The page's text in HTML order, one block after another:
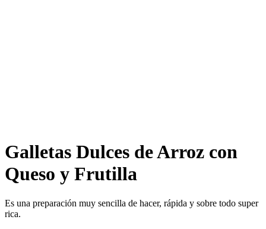
Galletas Dulces de Arroz con
Queso y Frutilla​​​​‌ ‍ ​‍​‍‌‍ ‌ ​‍‌‍‍‌‌‍‌ ‌‍‍‌‌‍ ‍​‍​‍​ ‍‍​‍​‍‌ ​ ‌‍​‌‌‍ ‍‌‍‍‌‌ ‌​‌ ‍‌​‍ ‍‌‍‍‌‌‍ ​‍​‍​‍ ​​‍​‍‌‍‍​‌ ​‍‌‍‌‌‌‍‌‍​‍​‍​ ‍‍​‍​‍‌‍‍​‌ ‌​‌ ‌​‌ ​​‌ ​ ​ ‍‍​‍ ​‍ ‌ ‌​‌ ‌‌‌‍​ ‌‍​‌‌ ​​‌‍‌‌‌‍ ​​‍ ‍‌ ​ ‌‍​‌‌‍ ‍‌‍‍‌‌ ‌​‌ ‍‌​‍ ‍‌ ​ ‌ ‌​‌ ‌‌‌‍‌​‌‍‍‌‌‍ ​‍ ‌‍‍‌‌‍ ‍‌ ‌​‌‍‌‌‌‍ ‍‌ ‌​​‍ ‌‍‌‌‌‍‌​‌‍‍‌‌ ‌​​‍ ‌‍ ‌‌‍ ‌‍‌​‌‍‌‌​ ‌‌ ​​‌ ​‍‌‍‌‌‌ ​ ‌‍‌‌‌‍ ‍‌ ‌​‌‍​‌‌ ‌​‌‍‍‌‌‍ ‌‍ ‍​ ‍ ‌‍‍‌‌‍‌​​ ‌‌ ​‍‌‍‌‌‌‍​ ‌‍‍‌‌ ​​‌‍‌‌​‍ ‌​ ‌ ​ ‍​​ ‍​​ ‌​​ ‍ ‌ ‌​‌ ‍‌‌ ​​‌‍‌‌​ ‌‌ ​‍‌‍‌‌‌‍​ ‌‍‍‌‌ ​​‌‍‌‌​ ‍ ‌ ​​‌‍​‌‌ ‌​‌‍‍​​ ‌‌ ‌​‌‍‍‌‌ ‌​‌‍ ​‌‍‌‌​ ‌‍​‍‌‍​‌‌ ​ ‌‍‌‌‌‌‌‌‌ ​‍‌‍ ​​ ‌‌‍‍​‌ ‌​‌ ‌​‌ ​​‌ ​ ​‍‌‌​ ​ ‌​​‌​‍‌‌​ ​‍‌​‌‍​‍‌‌​ ​‍‌​‌‍‌ ‌​‌ ‌‌‌‍​ ‌‍​‌‌ ​​‌‍‌‌‌‍ ​​‍ ‍‌ ​ ‌‍​‌‌‍ ‍‌‍‍‌‌ ‌​‌ ‍‌​‍ ‍‌ ​ ‌ ‌​‌ ‌‌‌‍‌​‌‍‍‌‌‍ ​‍‌‍‌‍‍‌‌‍‌​​ ‌‌ ​‍‌‍‌‌‌‍​ ‌‍‍‌‌ ​​‌‍‌‌​‍ ‌​ ‌ ​ ‍​​ ‍​​ ‌​​‍‌‍‌ ‌​‌ ‍‌‌ ​​‌‍‌‌​ ‌‌ ​‍‌‍‌‌‌‍​ ‌‍‍‌‌ ​​‌‍‌‌​‍‌‍‌ ​​‌‍​‌‌ ‌​‌‍‍​​ ‌‌ ‌​‌‍‍‌‌ ‌​‌‍ ​‌‍‌‌​‍‌‍‌ ​​‌‍‌‌‌ ​‍‌ ​ ‌ ​​‌‍‌‌‌‍​ ‌ ‌​‌‍‍‌‌ ‌‍‌‍‌‌​ ‌‌ ​​‌ ‌‌‌‍​‍‌‍ ​‌‍‍‌‌ ​ ‌‍‍​‌‍‌‌‌‍‌​​‍​‍‌ ‌
Es una preparación muy sencilla de hacer, rápida y sobre todo super
rica.​​​​‌ ‍ ​‍​‍‌‍ ‌ ​‍‌‍‍‌‌‍‌ ‌‍‍‌‌‍ ‍​‍​‍​ ‍‍​‍​‍‌ ​ ‌‍​‌‌‍ ‍‌‍‍‌‌ ‌​‌ ‍‌​‍ ‍‌‍‍‌‌‍ ​‍​‍​‍ ​​‍​‍‌‍‍​‌ ​‍‌‍‌‌‌‍‌‍​‍​‍​ ‍‍​‍​‍‌‍‍​‌ ‌​‌ ‌​‌ ​​‌ ​ ​ ‍‍​‍ ​‍ ‌ ‌​‌ ‌‌‌‍​ ‌‍​‌‌ ​​‌‍‌‌‌‍ ​​‍ ‍‌ ​ ‌‍​‌‌‍ ‍‌‍‍‌‌ ‌​‌ ‍‌​‍ ‍‌ ​ ‌ ‌​‌ ‌‌‌‍‌​‌‍‍‌‌‍ ​‍ ‌‍‍‌‌‍ ‍‌ ‌​‌‍‌‌‌‍ ‍‌ ‌​​‍ ‌‍‌‌‌‍‌​‌‍‍‌‌ ‌​​‍ ‌‍ ‌‌‍ ‌‍‌​‌‍‌‌​ ‌‌ ​​‌ ​‍‌‍‌‌‌ ​ ‌‍‌‌‌‍ ‍‌ ‌​‌‍​‌‌ ‌​‌‍‍‌‌‍ ‌‍ ‍​ ‍ ‌‍‍‌‌‍‌​​ ‌‌ ​‍‌‍‌‌‌‍​ ‌‍‍‌‌ ​​‌‍‌‌​‍ ‌​ ‌ ​ ‍​​ ‍​​ ‌​​ ‍ ‌ ‌​‌ ‍‌‌ ​​‌‍‌‌​ ‌‌ ​‍‌‍‌‌‌‍​ ‌‍‍‌‌ ​​‌‍‌‌​ ‍ ‌ ​​‌‍​‌‌ ‌​‌‍‍​​ ‌‌‍‌​‌‍‌‌‌ ​ ‌‍​ ‌ ​‍‌‍‍‌‌ ​​‌ ‌​‌‍‍‌‌‍ ‌‍ ‍​‍‌‌​ ‌‌‌​​‍‌‌ ‌‍‍ ‌‍‌‌‌ ‍‌​‍‌‌​ ​ ‌​‌​​‍‌‌​ ​ ‌​‌​​‍‌‌​ ​‍​ ​‍​ ​‌‌‍‌‌‌‍‌‌​ ‌​‌‍​‍‌‍​ ​ ​​‌‍​‍‌‍​ ​ ‌‍‌‍​ ‌‍‌‍​‍‌‌​ ​‍​ ​‍​‍‌‌​ ‌‌‌​‌​​‍ ‍‌‍​ ‌‍‍​‌‍‍‌‌‍ ​‌‍‌​‌ ​‍‌‍‌‌‌‍ ‍​‍‌‌​ ‌‌‌​​‍‌‌ ‌‍‍ ‌‍‌‌‌ ‍‌​‍‌‌​ ​ ‌​‌​​‍‌‌​ ​ ‌​‌​​‍‌‌​ ​‍​ ​‍​ ​ ‌‍​‌​ ‌‍​ ‌‌​ ​‍​ ‌​‌‍​ ​ ‍‌​ ​‍​ ‌​‌‍​‌​ ‌‌​‍‌‌​ ​‍​ ​‍​‍‌‌​ ‌‌‌​‌​​‍ ‍‌ ‌​‌‍‌‌‌ ‍​‌ ‌​​ ‌‍​‍‌‍​‌‌ ​ ‌‍‌‌‌‌‌‌‌ ​‍‌‍ ​​ ‌‌‍‍​‌ ‌​‌ ‌​‌ ​​‌ ​ ​‍‌‌​ ​ ‌​​‌​‍‌‌​ ​‍‌​‌‍​‍‌‌​ ​‍‌​‌‍‌ ‌​‌ ‌‌‌‍​ ‌‍​‌‌ ​​‌‍‌‌‌‍ ​​‍ ‍‌ ​ ‌‍​‌‌‍ ‍‌‍‍‌‌ ‌​‌ ‍‌​‍ ‍‌ ​ ‌ ‌​‌ ‌‌‌‍‌​‌‍‍‌‌‍ ​‍‌‍‌‍‍‌‌‍‌​​ ‌‌ ​‍‌‍‌‌‌‍​ ‌‍‍‌‌ ​​‌‍‌‌​‍ ‌​ ‌ ​ ‍​​ ‍​​ ‌​​‍‌‍‌ ‌​‌ ‍‌‌ ​​‌‍‌‌​ ‌‌ ​‍‌‍‌‌‌‍​ ‌‍‍‌‌ ​​‌‍‌‌​‍‌‍‌ ​​‌‍​‌‌ ‌​‌‍‍​​ ‌‌‍‌​‌‍‌‌‌ ​ ‌‍​ ‌ ​‍‌‍‍‌‌ ​​‌ ‌​‌‍‍‌‌‍ ‌‍ ‍​‍‌‌​ ‌‌‌​​‍‌‌ ‌‍‍ ‌‍‌‌‌ ‍‌​‍‌‌​ ​ ‌​‌​​‍‌‌​ ​ ‌​‌​​‍‌‌​ ​‍​ ​‍​ ​‌‌‍‌‌‌‍‌‌​ ‌​‌‍​‍‌‍​ ​ ​​‌‍​‍‌‍​ ​ ‌‍‌‍​ ‌‍‌‍​‍‌‌​ ​‍​ ​‍​‍‌‌​ ‌‌‌​‌​​‍ ‍‌‍​ ‌‍‍​‌‍‍‌‌‍ ​‌‍‌​‌ ​‍‌‍‌‌‌‍ ‍​‍‌‌​ ‌‌‌​​‍‌‌ ‌‍‍ ‌‍‌‌‌ ‍‌​‍‌‌​ ​ ‌​‌​​‍‌‌​ ​ ‌​‌​​‍‌‌​ ​‍​ ​‍​ ​ ‌‍​‌​ ‌‍​ ‌‌​ ​‍​ ‌​‌‍​ ​ ‍‌​ ​‍​ ‌​‌‍​‌​ ‌‌​‍‌‌​ ​‍​ ​‍​‍‌‌​ ‌‌‌​‌​​‍ ‍‌ ‌​‌‍‌‌‌ ‍​‌ ‌​​‍‌‍‌ ​​‌‍‌‌‌ ​‍‌ ​ ‌ ​​‌‍‌‌‌‍​ ‌ ‌​‌‍‍‌‌ ‌‍‌‍‌‌​ ‌‌ ​​‌ ‌‌‌‍​‍‌‍ ​‌‍‍‌‌ ​ ‌‍‍​‌‍‌‌‌‍‌​​‍​‍‌ ‌